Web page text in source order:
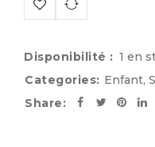
Disponibilité : 1 en
Categories: Enfant,
Share: